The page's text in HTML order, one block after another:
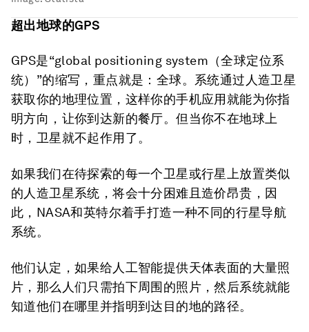
超出地球的GPS
GPS是“global positioning system（全球定位系
统）”的缩写，重点就是：全球。系统通过人造卫星
获取你的地理位置，这样你的手机应用就能为你指
明方向，让你到达新的餐厅。但当你不在地球上
时，卫星就不起作用了。
如果我们在待探索的每一个卫星或行星上放置类似
的人造卫星系统，将会十分困难且造价昂贵，因
此，NASA和英特尔着手打造一种不同的行星导航
系统。
他们认定，如果给人工智能提供天体表面的大量照
片，那么人们只需拍下周围的照片，然后系统就能
知道他们在哪里并指明到达目的地的路径。